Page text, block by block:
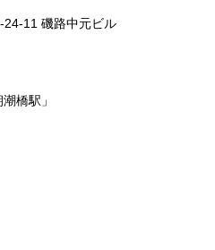
24-11 磯路中元ビル
橋駅」